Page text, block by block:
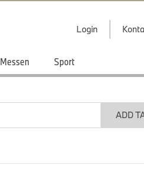
Login
Messen Sport
ADD